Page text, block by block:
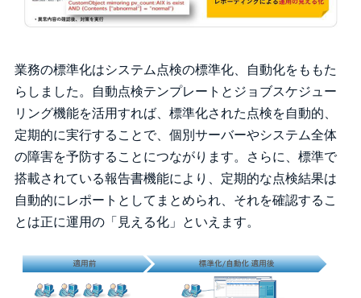
業務の標準化はシステム点検の標準化、自動化をももた
らしました。自動点検テンプレートとジョブスケジュー
リング機能を活用すれば、標準化された点検を自動的、
定期的に実行することで、個別サーバーやシステム全体
の障害を予防することにつながります。さらに、標準で
搭載されている報告書機能により、定期的な点検結果は
自動的にレポートとしてまとめられ、それを確認するこ
とは正に運用の「見える化」といえます。